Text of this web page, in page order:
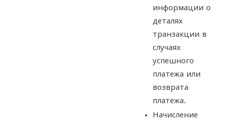
информации о
деталях
транзакции в
случаях
успешного
платежа или
возврата
платежа.
Начисление